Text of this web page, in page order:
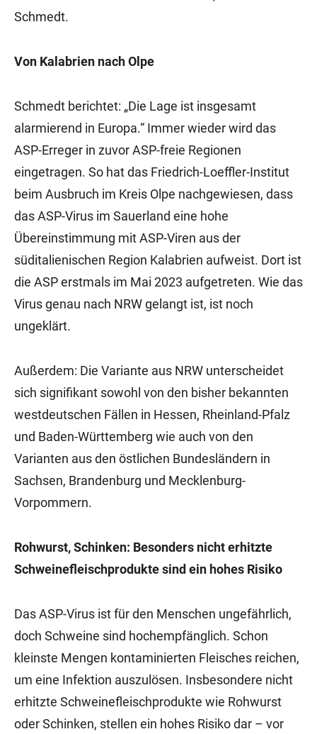
Schmedt.
Von Kalabrien nach Olpe
Schmedt berichtet: „Die Lage ist insgesamt
alarmierend in Europa.“ Immer wieder wird das
ASP-Erreger in zuvor ASP-freie Regionen
eingetragen. So hat das Friedrich-Loeffler-Institut
beim Ausbruch im Kreis Olpe nachgewiesen, dass
das ASP-Virus im Sauerland eine hohe
Übereinstimmung mit ASP-Viren aus der
süditalienischen Region Kalabrien aufweist. Dort ist
die ASP erstmals im Mai 2023 aufgetreten. Wie das
Virus genau nach NRW gelangt ist, ist noch
ungeklärt.
Außerdem: Die Variante aus NRW unterscheidet
sich signifikant sowohl von den bisher bekannten
westdeutschen Fällen in Hessen, Rheinland-Pfalz
und Baden-Württemberg wie auch von den
Varianten aus den östlichen Bundesländern in
Sachsen, Brandenburg und Mecklenburg-
Vorpommern.
Rohwurst, Schinken: Besonders nicht erhitzte
Schweinefleischprodukte sind ein hohes Risiko
Das ASP-Virus ist für den Menschen ungefährlich,
doch Schweine sind hochempfänglich. Schon
kleinste Mengen kontaminierten Fleisches reichen,
um eine Infektion auszulösen. Insbesondere nicht
erhitzte Schweinefleischprodukte wie Rohwurst
oder Schinken, stellen ein hohes Risiko dar – vor